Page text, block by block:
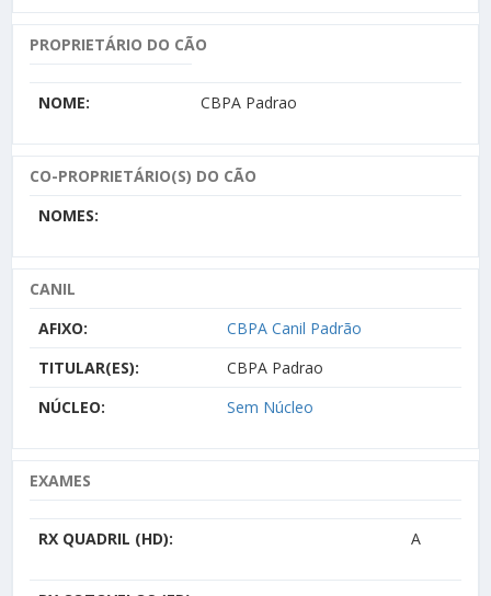
PROPRIETÁRIO DO CÃO
NOME: CBPA Padrao
CO-PROPRIETÁRIO(S) DO CÃO
NOMES:
CANIL
AFIXO:
CBPA Canil Padrão
TITULAR(ES):
CBPA Padrao
NÚCLEO:
Sem Núcleo
EXAMES
RX QUADRIL (HD): A